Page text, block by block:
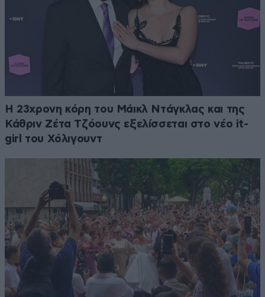
Η 23χρονη κόρη τoυ Μάικλ Ντάγκλας και της
Κάθριν Ζέτα Τζόουνς εξελίσσεται στο νέο it-
girl του Χόλιγουντ